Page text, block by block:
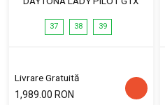
37 38 39
Livrare Gratuită
1,989.00 RON